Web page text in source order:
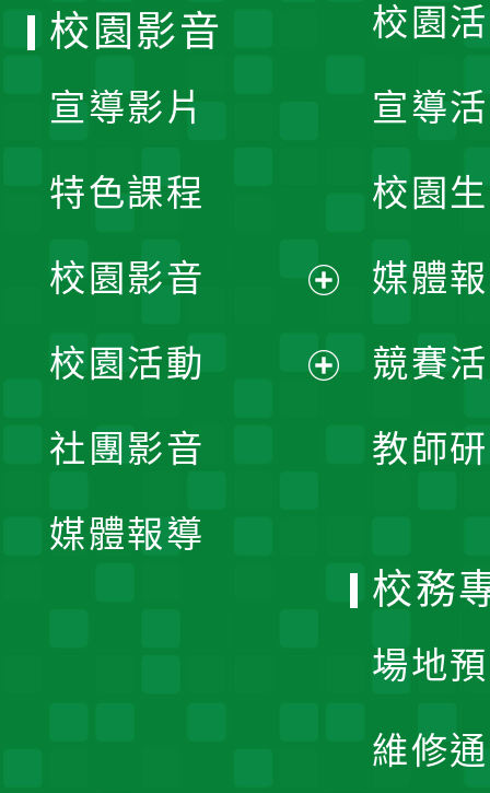
校園
宣導
校園
媒體
競賽
教師
校園影音
宣導影片
特色課程
校園影音
開
校園活動
社團影音
媒體報導
校務
場地
維修